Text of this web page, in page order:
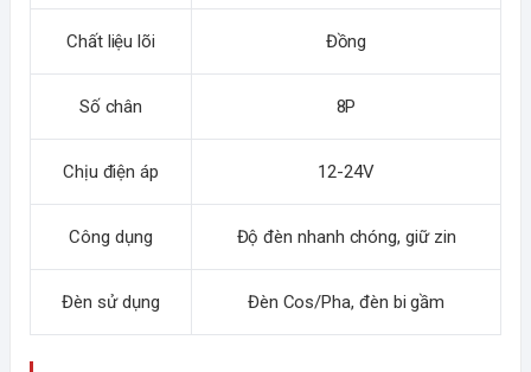
Chất liệu lõi Đồng
Số chân 8P
Chịu điện áp 12-24V
Công dụng Độ đèn nhanh chóng, giữ zin
Đèn sử dụng Đèn Cos/Pha, đèn bi gầm